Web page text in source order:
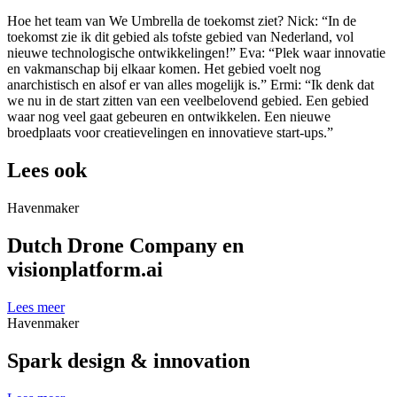
Hoe het team van We Umbrella de toekomst ziet? Nick: “In de
toekomst zie ik dit gebied als tofste gebied van Nederland, vol
nieuwe technologische ontwikkelingen!” Eva: “Plek waar innovatie
en vakmanschap bij elkaar komen. Het gebied voelt nog
anarchistisch en alsof er van alles mogelijk is.” Ermi: “Ik denk dat
we nu in de start zitten van een veelbelovend gebied. Een gebied
waar nog veel gaat gebeuren en ontwikkelen. Een nieuwe
broedplaats voor creatievelingen en innovatieve start-ups.”
Lees ook
Havenmaker
Dutch Drone Company en
visionplatform.ai
Lees meer
Havenmaker
Spark design & innovation